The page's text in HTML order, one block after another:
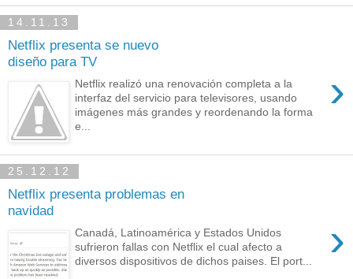
14.11.13
Netflix presenta se nuevo
diseño para TV
›
Netflix realizó una renovación completa a la
interfaz del servicio para televisores, usando
imágenes más grandes y reordenando la forma
e...
25.12.12
Netflix presenta problemas en
navidad
›
Canadá, Latinoamérica y Estados Unidos
sufrieron fallas con Netflix el cual afecto a
diversos dispositivos de dichos paises. El port...